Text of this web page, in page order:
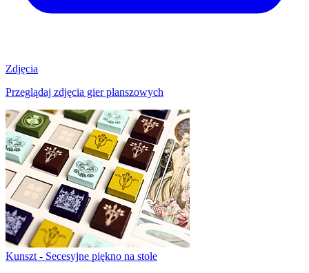
Zdjęcia
Przeglądaj zdjęcia gier planszowych
Kunszt - Secesyjne piękno na stole